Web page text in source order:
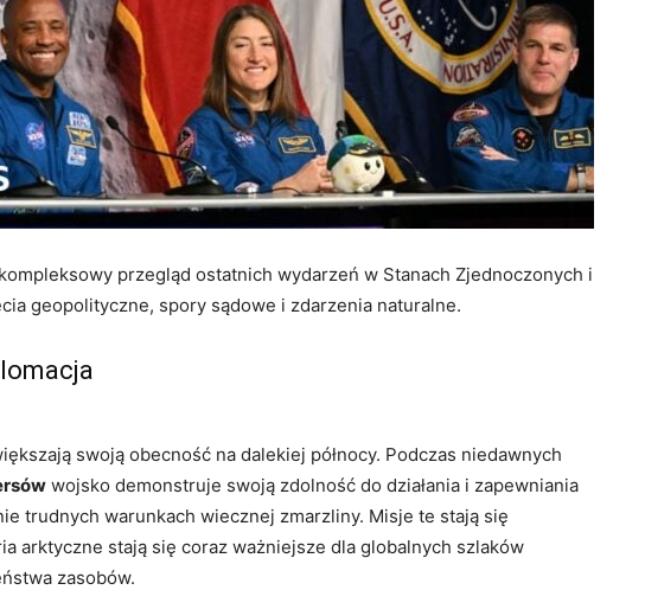
przegląd ostatnich wydarzeń w Stanach Zjednoczonych i
geopolityczne, spory sądowe i zdarzenia naturalne.
swoją obecność na dalekiej północy. Podczas niedawnych
wojsko demonstruje swoją zdolność do działania i zapewniania
trudnych warunkach wiecznej zmarzliny. Misje te stają się
arktyczne stają się coraz ważniejsze dla globalnych szlaków
zasobów.